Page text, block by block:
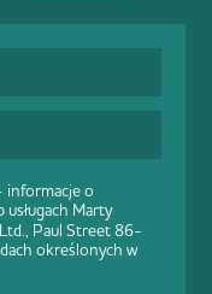
informacje o
Marty
Paul Street 86-
określonych w